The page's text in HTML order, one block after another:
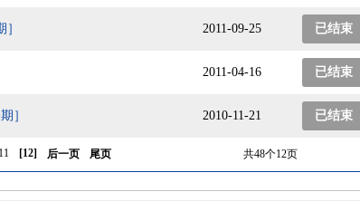
2011-09-25 已结束
2011-04-16 已结束
］ 2010-11-21 已结束
11 [12] 后一页 尾页 共48个12页